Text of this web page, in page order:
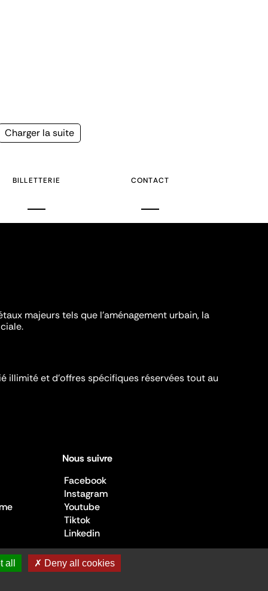
Page
Charger la suite
BILLETTERIE CONTACT
majeurs tels que l'aménagement urbain, la
illimité et d’offres spécifiques réservées tout au
Nous suivre
Facebook
Instagram
Youtube
Tiktok
Linkedin
✗ Deny all cookies